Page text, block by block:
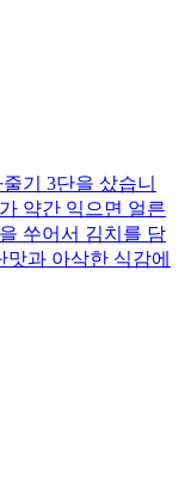
기 3단을 샀습니
약간 익으면 얼른
쑤어서 김치를 담
과 아삭한 식감에